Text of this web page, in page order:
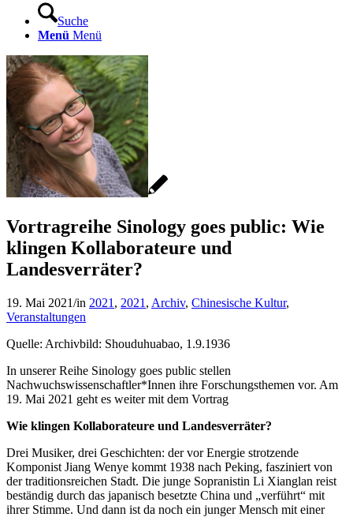
Suche
Menü Menü
Vortragreihe Sinology goes public: Wie
klingen Kollaborateure und
Landesverräter?
19. Mai 2021/in 2021 , 2021 , Archiv, Chinesische Kultur,
Veranstaltungen
Quelle: Archivbild: Shouduhuabao, 1.9.1936
In unserer Reihe Sinology goes public stellen
Nachwuchswissenschaftler*Innen ihre Forschungsthemen vor. Am
19. Mai 2021 geht es weiter mit dem Vortrag
Wie klingen Kollaborateure und Landesverräter?
Drei Musiker, drei Geschichten: der vor Energie strotzende
Komponist Jiang Wenye kommt 1938 nach Peking, fasziniert von
der traditionsreichen Stadt. Die junge Sopranistin Li Xianglan reist
beständig durch das japanisch besetzte China und „verführt“ mit
ihrer Stimme. Und dann ist da noch ein junger Mensch mit einer